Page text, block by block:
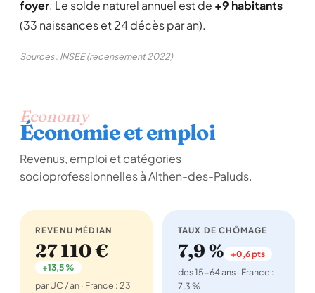
foyer. Le solde naturel annuel est de +9 habitants
(33 naissances et 24 décès par an).
Sources : INSEE (recensement 2022)
Economy
Économie et emploi
Revenus, emploi et catégories
socioprofessionnelles à Althen-des-Paluds.
REVENU MÉDIAN
27 110 €
+13,5 %
par UC / an · France : 23
TAUX DE CHÔMAGE
7,9 % +0,6 pts
des 15-64 ans · France :
7,3 %